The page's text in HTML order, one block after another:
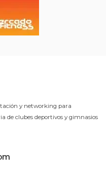
y networking para
de clubes deportivos y gimnasios